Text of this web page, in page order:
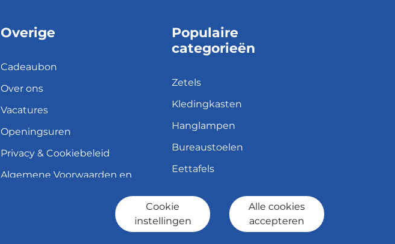
Overige
Cadeaubon
Over ons
Vacatures
Openingsuren
Privacy & Cookiebeleid
Algemene Voorwaarden en
Verzend- en leveringsbeleid
Populaire
categorieën
Zetels
Kledingkasten
Hanglampen
Bureaustoelen
Eettafels
Cookie
instellingen
Alle cookies
accepteren